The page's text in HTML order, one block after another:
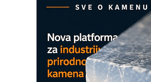
ROSA i SCHUNK podižu
Detekcija različitih oblika